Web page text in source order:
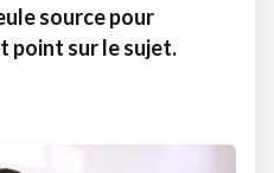
source pour
point sur le sujet.